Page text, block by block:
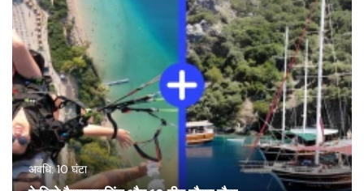
अवधि: 10 घंटा